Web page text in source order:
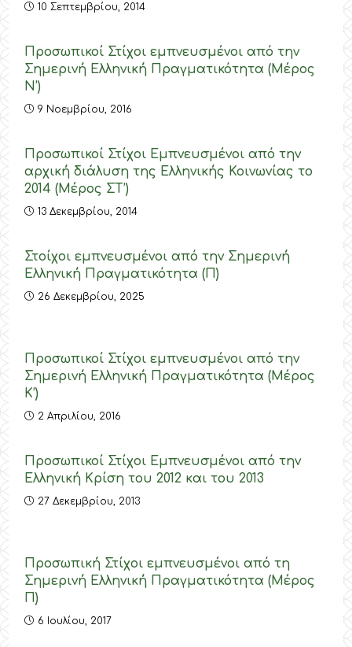
10 Σεπτεμβρίου, 2014
Προσωπικοί Στίχοι εμπνευσμένοι από την
Σημερινή Ελληνική Πραγματικότητα (Μέρος
N’)
9 Νοεμβρίου, 2016
Προσωπικοί Στίχοι Εμπνευσμένοι από την
αρχική διάλυση της Ελληνικής Κοινωνίας το
2014 (Μέρος ΣΤ’)
13 Δεκεμβρίου, 2014
Στοίχοι εμπνευσμένοι από την Σημερινή
Ελληνική Πραγματικότητα (Π)
26 Δεκεμβρίου, 2025
Προσωπικοί Στίχοι εμπνευσμένοι από την
Σημερινή Ελληνική Πραγματικότητα (Μέρος
Κ’)
2 Απριλίου, 2016
Προσωπικοί Στίχοι Εμπνευσμένοι από την
Ελληνική Κρίση του 2012 και του 2013
27 Δεκεμβρίου, 2013
Προσωπική Στίχοι εμπνευσμένοι από τη
Σημερινή Ελληνική Πραγματικότητα (Μέρος
Π)
6 Ιουλίου, 2017